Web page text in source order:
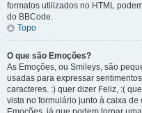
formatos utilizados no HTML
do BBCode.
Topo
O que são Emoções?
As Emoções, ou Smileys, são
usadas para expressar
caracteres. :) quer dizer Feliz, :(
vista no formulário junto à caixa